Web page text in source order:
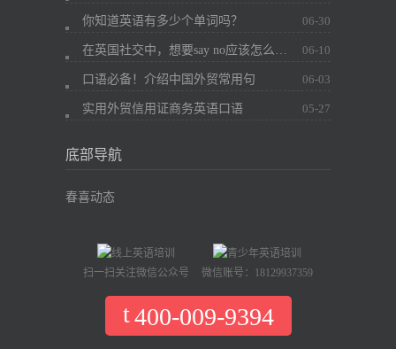
你知道英语有多少个单词吗？ 06-30
在英国社交中，想要say no应该怎么办？ 06-10
口语必备！介绍中国外贸常用句 06-03
实用外贸信用证商务英语口语 05-27
底部导航
春喜动态
扫一扫关注微信公众号 微信账号：18129937359
400-009-9394